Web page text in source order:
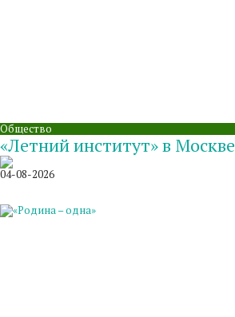
Общество
«Летний институт» в Москве
04-08-2026